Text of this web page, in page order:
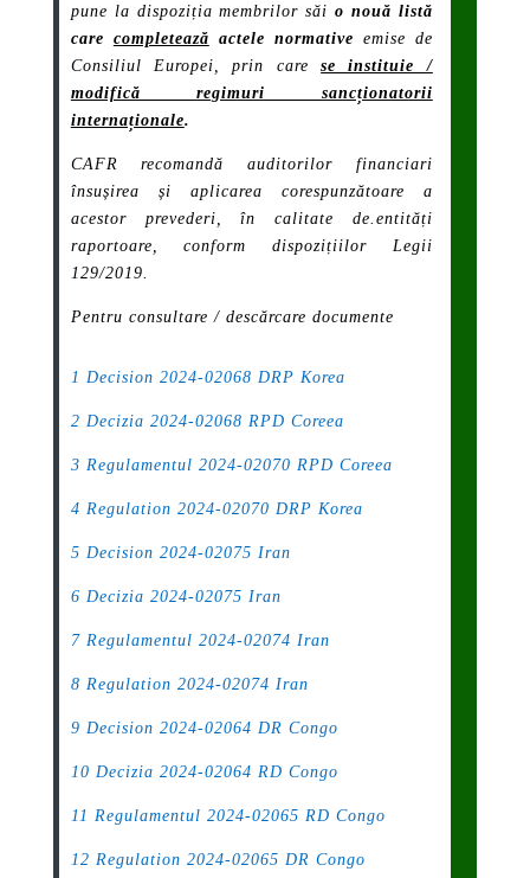
pune la dispoziția membrilor săio nouă listă
care completează actele normative emise de
Consiliul Europei, prin carese instituie /
modifică regimuri sancționatorii
internaționale.
CAFR recomandă auditorilor financiari
însușirea și aplicarea corespunzătoare a
acestor prevederi, în calitate de.entități
raportoare, conform dispozițiilor Legii
129/2019.
Pentru consultare / descărcare documente
1 Decision 2024-02068 DRP Korea
2 Decizia 2024-02068 RPD Coreea
3 Regulamentul 2024-02070 RPD Coreea
4 Regulation 2024-02070 DRP Korea
5 Decision 2024-02075 Iran
6 Decizia 2024-02075 Iran
7 Regulamentul 2024-02074 Iran
8 Regulation 2024-02074 Iran
9 Decision 2024-02064 DR Congo
10 Decizia 2024-02064 RD Congo
11 Regulamentul 2024-02065 RD Congo
12 Regulation 2024-02065 DR Congo